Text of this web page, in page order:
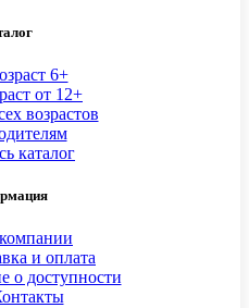
6+
от 12+
возрастов
каталог
и оплата
о доступности